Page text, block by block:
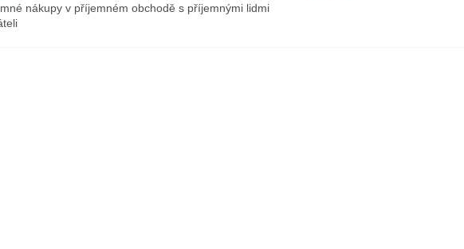
nákupy v příjemném obchodě s příjemnými lidmi